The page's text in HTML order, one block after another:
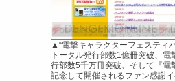
▲“電撃キャラクターフェスティ
トータル発行部数1億冊突破、電
行部数5千万冊突破、そして『電
記念して開催されるファン感謝イ